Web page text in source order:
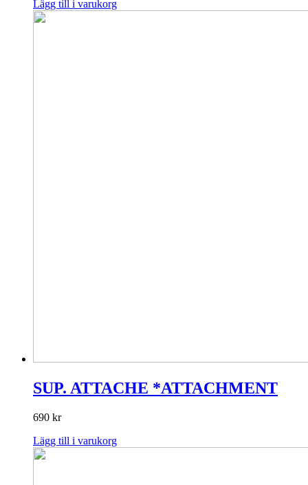
Lägg till i varukorg
SUP. ATTACHE *ATTACHMENT
690 kr
Lägg till i varukorg